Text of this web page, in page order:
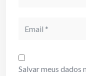
Salvar meus dados